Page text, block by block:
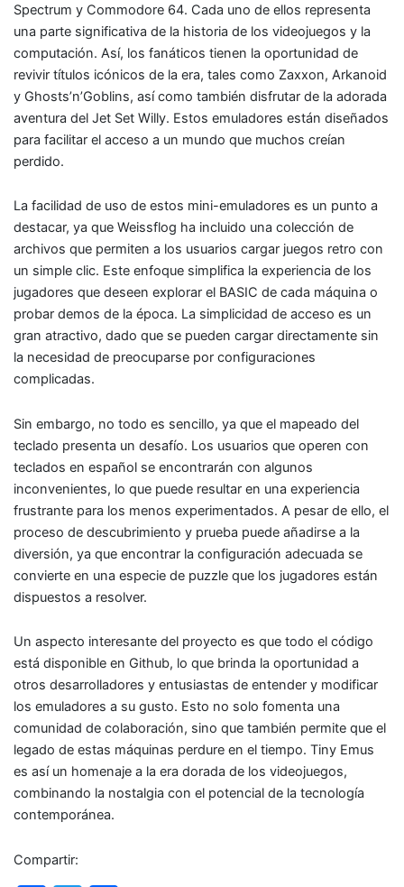
Spectrum y Commodore 64. Cada uno de ellos representa
una parte significativa de la historia de los videojuegos y la
computación. Así, los fanáticos tienen la oportunidad de
revivir títulos icónicos de la era, tales como Zaxxon, Arkanoid
y Ghosts’n’Goblins, así como también disfrutar de la adorada
aventura del Jet Set Willy. Estos emuladores están diseñados
para facilitar el acceso a un mundo que muchos creían
perdido.
La facilidad de uso de estos mini-emuladores es un punto a
destacar, ya que Weissflog ha incluido una colección de
archivos que permiten a los usuarios cargar juegos retro con
un simple clic. Este enfoque simplifica la experiencia de los
jugadores que deseen explorar el BASIC de cada máquina o
probar demos de la época. La simplicidad de acceso es un
gran atractivo, dado que se pueden cargar directamente sin
la necesidad de preocuparse por configuraciones
complicadas.
Sin embargo, no todo es sencillo, ya que el mapeado del
teclado presenta un desafío. Los usuarios que operen con
teclados en español se encontrarán con algunos
inconvenientes, lo que puede resultar en una experiencia
frustrante para los menos experimentados. A pesar de ello, el
proceso de descubrimiento y prueba puede añadirse a la
diversión, ya que encontrar la configuración adecuada se
convierte en una especie de puzzle que los jugadores están
dispuestos a resolver.
Un aspecto interesante del proyecto es que todo el código
está disponible en Github, lo que brinda la oportunidad a
otros desarrolladores y entusiastas de entender y modificar
los emuladores a su gusto. Esto no solo fomenta una
comunidad de colaboración, sino que también permite que el
legado de estas máquinas perdure en el tiempo. Tiny Emus
es así un homenaje a la era dorada de los videojuegos,
combinando la nostalgia con el potencial de la tecnología
contemporánea.
Compartir: